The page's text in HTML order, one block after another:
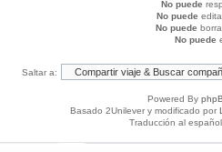
No puede
No puede
No puede
No puede
Saltar a:
Powered By
Basado 2Unilever y modificado por
Traducción al